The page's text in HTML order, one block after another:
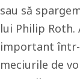
sau să
lui Philip
important într-
meciurile de